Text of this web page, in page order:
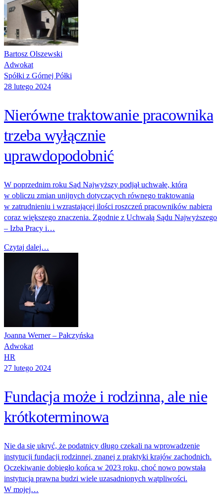
Bartosz Olszewski
Adwokat
Spółki z Górnej Półki
28 lutego 2024
Nierówne traktowanie pracownika
trzeba wyłącznie
uprawdopodobnić
W poprzednim roku Sąd Najwyższy podjął uchwałę, która
w obliczu zmian unijnych dotyczących równego traktowania
w zatrudnieniu i wzrastającej ilości roszczeń pracowników nabiera
coraz większego znaczenia. Zgodnie z Uchwałą Sądu Najwyższego
– Izba Pracy i…
Czytaj dalej…
Joanna Werner – Pałczyńska
Adwokat
HR
27 lutego 2024
Fundacja może i rodzinna, ale nie
krótkoterminowa
Nie da się ukryć, że podatnicy długo czekali na wprowadzenie
instytucji fundacji rodzinnej, znanej z praktyki krajów zachodnich.
Oczekiwanie dobiegło końca w 2023 roku, choć nowo powstała
instytucja prawna budzi wiele uzasadnionych wątpliwości.
W mojej…